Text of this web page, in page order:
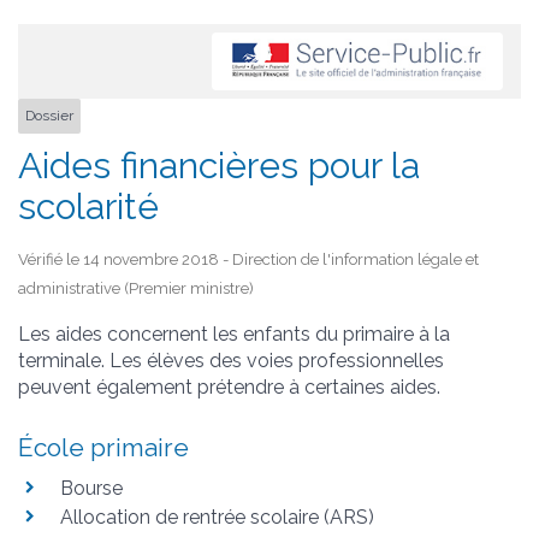
Dossier
Aides financières pour la
scolarité
Vérifié le 14 novembre 2018 - Direction de l'information légale et
administrative (Premier ministre)
Les aides concernent les enfants du primaire à la
terminale. Les élèves des voies professionnelles
peuvent également prétendre à certaines aides.
École primaire
Bourse
Allocation de rentrée scolaire (ARS)